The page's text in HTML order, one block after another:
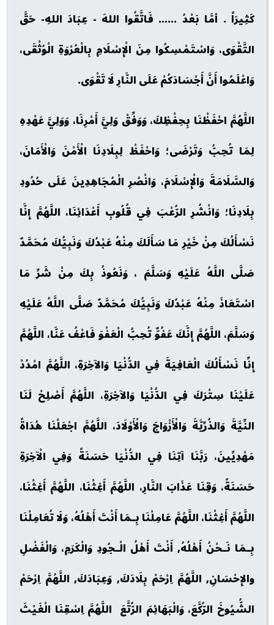
كَثِيرَاً . أمَّا بَعْدُ ...... فَاتَّقُوا اللهَ - عِبَادَ اللهِ- حَقَّ
التَّقْوَى، وَاسْتَمْسِكُوا مِنَ الْإِسْلَامِ بِالْعُرْوَةِ الْوُثْقَى،
وَاعْلَمُوا أَنَّ أَجْسَادَكُمْ عَلَى النَّارِ لَا تَقْوَى.
اللَّهُمَّ احْفَظْنَا بِحِفْظِكَ، وَوَفِّقْ وَلِيَّ أَمْرِنَا، وَوَلِيَّ عَهْدِهِ
لِمَا تُحِبُّ وَتَرْضَى؛ وَاحْفَظْ لِبِلَادِنَا الْأَمْنَ وَالْأَمَانَ،
وَالسَّلَامَةَ وَالْإِسْلَامَ، وَانْصُرِ الْمُجَاهِدِينَ عَلَى حُدُودِ
بِلَادِنَا؛ وَانْشُرِ الرُّعْبَ فِي قُلُوبِ أَعْدَائِنَا، اللَّهُمَّ إِنَّا
نَسْأَلُكَ مِنْ خَيْرِ مَا سَأَلَكَ مِنْهُ عَبْدُكَ وَنَبِيُّكَ مُحَمَّدٌ
صَلَّى اللَّهُ عَلَيْهِ وَسَلَّمَ ، وَنَعُوذُ بِكَ مِنْ شَرِّ مَا
اسْتَعَاذَ مِنْهُ عَبْدُكَ وَنَبِيُّكَ مُحَمَّدٌ صَلَّى اللَّهُ عَلَيْهِ
وَسَلَّمَ، اللَّهُمَّ إِنَّكَ عَفُوٌّ تُحِبُّ الْعَفْوَ فَاعْفُ عَنَّا، اللَّهُمَّ
إِنِّا نَسْأَلُكَ الْعَافِيَةَ فِي الدُّنْيَا وَالآخِرَةِ، اللَّهُمَّ امْدُدْ
عَلَيْنَا سِتْرَكَ فِي الدُّنْيَا وَالآخِرَةِ، اللَّهُمَّ أَصْلِحْ لَنَا
النِّيَّةَ وَالذُرِّيَّةَ وَالْأَزْوَاجَ وَالْأَوْلَادَ، اللَّهُمَّ اجْعَلْنَا هُدَاةً
مَهْدِيِّينَ، رَبَّنَا آتِنَا فِي الدُّنْيَا حَسَنَةً وَفِي الْآخِرَةِ
حَسَنَةً، وَقِنَا عَذَابَ النَّارِ، اللَّهُمَّ أَغِثْنَا، اللَّهُمَّ أَغِثْنَا،
اللَّهُمَّ أَغِثْنَا، اللَّهُمَّ عَامِلْنَا بِـمَا أَنْتَ أَهْلُهُ، وَلَا تُعَامِلْنَا
بِـمَا نَـحْنُ أَهْلُهُ, أَنْتَ أَهْلُ الْـجُودِ وَالْكَرَمِ، وَالْفَضْلِ
والإِحْسَانِ, اللَّهُمَّ اِرْحَمْ بِلَادَكَ, وَعِبَادَكَ, اللَّهُمَّ اِرْحَمْ
الشُّيُوخَ الرُّكَّعَ، وَالْبَهَائِمَ الرُّتَّعَ اللَّهُمَّ اِسْقِنَا الْغَيْثَ